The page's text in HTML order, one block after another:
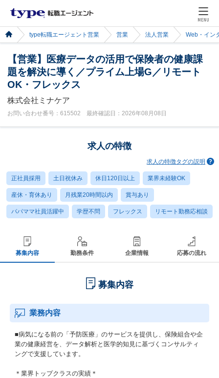
MENU
type転職エージェント営業 営業 法人営業 Web・イン
【営業】医療データの活用で保険者の健康課
題を解決に導く／プライム上場G／リモート
OK・フレックス
株式会社ミナケア
お問い合わせ番号：615502 最終確認日：2026年08月08日
求人の特徴
求人の特徴タグの説明
正社員採用 土日祝休み 休日120日以上 業界未経験OK
産休・育休あり 月残業20時間以内 賞与あり
パパママ社員活躍中 学歴不問 フレックス リモート勤務応相談
募集内容 勤務条件 企業情報 応募の流れ
募集内容
業務内容
■病気になる前の「予防医療」のサービスを提供し、保険組合や企
業の健康経営を、データ解析と医学的知見に基づくコンサルティ
ングで支援しています。
＊業界トップクラスの実績＊